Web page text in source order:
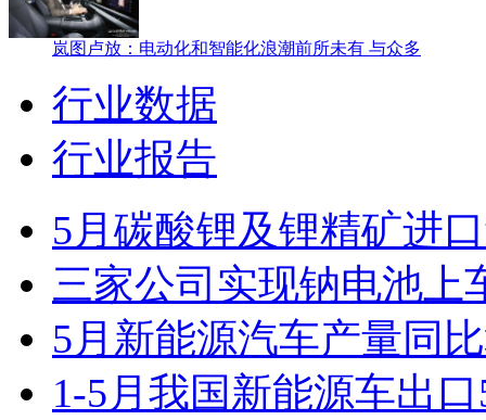
岚图卢放：电动化和智能化浪潮前所未有 与众多
行业数据
行业报告
5月碳酸锂及锂精矿进
三家公司实现钠电池上
5月新能源汽车产量同
1-5月我国新能源车出